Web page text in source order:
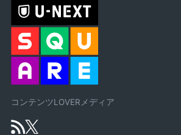
コンテンツLOVERメディア